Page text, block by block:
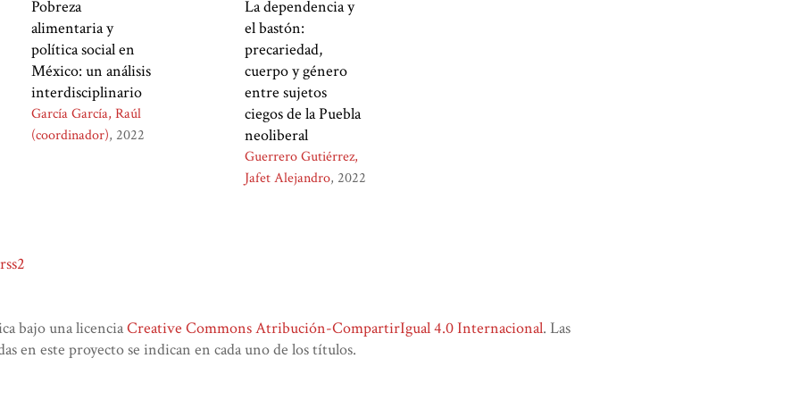
Pobreza
alimentaria y
política social en
México: un análisis
interdisciplinario
García García, Raúl
(coordinador) 2022
La dependencia y
el bastón:
precariedad,
cuerpo y género
entre sujetos
ciegos de la Puebla
neoliberal
Guerrero Gutiérrez,
Jafet Alejandro 2022
rss2
bajo una licenciaCreative Commons Atribución-CompartirIgual 4.0 Internacional. Las
en este proyecto se indican en cada uno de los títulos.